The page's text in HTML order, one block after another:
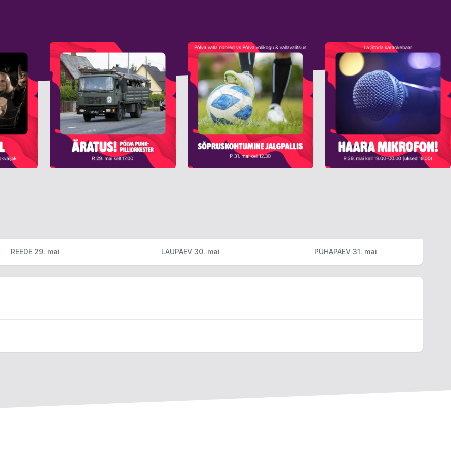
REEDE 29. mai LAUPÄEV 30. mai PÜHAPÄEV 31. mai